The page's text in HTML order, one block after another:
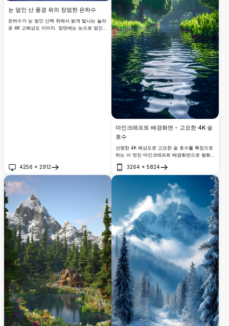
눈 덮인 산 풍경 위의 장엄한 은하수
은하수가 눈 덮인 산맥 위에서 밝게 빛나는 놀라
운 4K 고해상도 이미지. 장면에는 눈으로 덮인
4256 × 2912
열기
마인크래프트 배경화면 - 고요한 4K 숲
호수
선명한 4K 해상도로 고요한 숲 호수를 특징으로
하는 이 멋진 마인크래프트 배경화면으로 평화
를 경험하세요. 이미지에서 픽셀화된 울창한 녹
지와 반사하는 물을 아름답게 담고 있어 몰입감
있는 가상 탈출을 제공합니다. 모바일 장치에 맞
춰진 이 고해상도 이미지는 블록형 야생의 평화
로운 분위기를 생생하게 전달하여, 마음의 평화
를 찾는 마인크래프트 애호가들에게 완벽한 선
택이 됩니다.
3264 × 5824
열기